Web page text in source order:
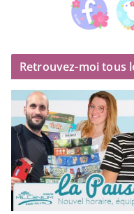
Retrouvez-moi tous